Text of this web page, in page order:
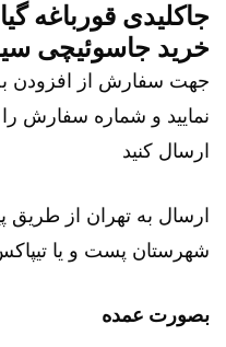
جاکلیدی قورباغه
خرید جاسوئیچی
جهت سفارش از افزودن
ارسال کنید
ارسال به تهران از طریق
شهرستان پست و یا
بصورت عمده